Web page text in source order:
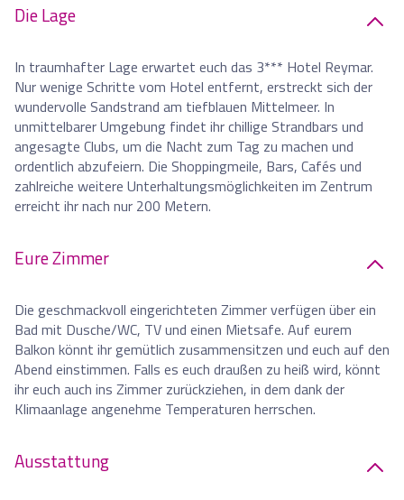
Die Lage
In traumhafter Lage erwartet euch das 3*** Hotel Reymar.
Nur wenige Schritte vom Hotel entfernt, erstreckt sich der
wundervolle Sandstrand am tiefblauen Mittelmeer. In
unmittelbarer Umgebung findet ihr chillige Strandbars und
angesagte Clubs, um die Nacht zum Tag zu machen und
ordentlich abzufeiern. Die Shoppingmeile, Bars, Cafés und
zahlreiche weitere Unterhaltungsmöglichkeiten im Zentrum
erreicht ihr nach nur 200 Metern.
Eure Zimmer
Die geschmackvoll eingerichteten Zimmer verfügen über ein
Bad mit Dusche/WC, TV und einen Mietsafe. Auf eurem
Balkon könnt ihr gemütlich zusammensitzen und euch auf den
Abend einstimmen. Falls es euch draußen zu heiß wird, könnt
ihr euch auch ins Zimmer zurückziehen, in dem dank der
Klimaanlage angenehme Temperaturen herrschen.
Ausstattung